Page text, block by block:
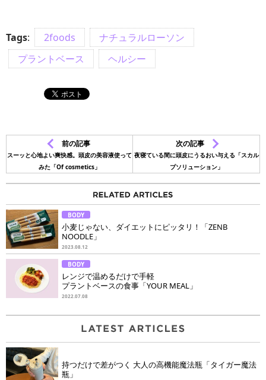
Tags: 2foods
ナチュラルローソン
プラントベース
ヘルシー
前の記事
スーッと心地よい爽快感。頭皮の美容液使って
みた「Of cosmetics」
次の記事
夜寝ている間に頭皮にうるおい与える「スカル
プソリューション」
BODY
小麦じゃない、ダイエットにピッタリ！「ZENB
NOODLE」
2023.08.12
BODY
レンジで温めるだけで手軽
プラントベースの食事「YOUR MEAL」
2022.07.08
持つだけで差がつく 大人の高機能魔法瓶「タイガー魔法
瓶」